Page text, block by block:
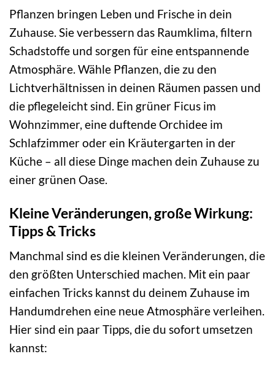
Pflanzen bringen Leben und Frische in dein
Zuhause. Sie verbessern das Raumklima, filtern
Schadstoffe und sorgen für eine entspannende
Atmosphäre. Wähle Pflanzen, die zu den
Lichtverhältnissen in deinen Räumen passen und
die pflegeleicht sind. Ein grüner Ficus im
Wohnzimmer, eine duftende Orchidee im
Schlafzimmer oder ein Kräutergarten in der
Küche – all diese Dinge machen dein Zuhause zu
einer grünen Oase.
Kleine Veränderungen, große Wirkung:
Tipps & Tricks
Manchmal sind es die kleinen Veränderungen, die
den größten Unterschied machen. Mit ein paar
einfachen Tricks kannst du deinem Zuhause im
Handumdrehen eine neue Atmosphäre verleihen.
Hier sind ein paar Tipps, die du sofort umsetzen
kannst: